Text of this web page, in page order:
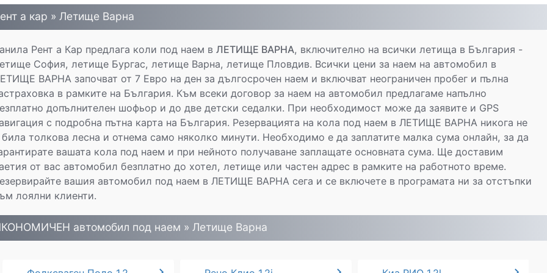
а кар » Летище Варна
Рент а Кар предлага коли под наем в ЛЕТИЩЕ ВАРНА, включително на всички летища в България -
София, летище Бургас, летище Варна, летище Пловдив. Всички цени за наем на автомобил в
ВАРНА започват от 7 Евро на ден за дългосрочен наем и включват неограничен пробег и пълна
в рамките на България. Към всеки договор за наем на автомобил предлагаме напълно
допълнителен шофьор и до две детски седалки. При необходимост може да заявите и GPS
с подробна пътна карта на България. Резервацията на кола под наем в ЛЕТИЩЕ ВАРНА никога не
толкова лесна и отнема само няколко минути. Необходимо е да заплатите малка сума онлайн, за да
вашата кола под наем и при нейното получаване заплащате основната сума. Ще доставим
от вас автомобил безплатно до хотел, летище или частен адрес в рамките на работното време.
вашия автомобил под наем в ЛЕТИЩЕ ВАРНА сега и се включете в програмата ни за отстъпки
лоялни клиенти.
автомобил под наем » Летище Варна